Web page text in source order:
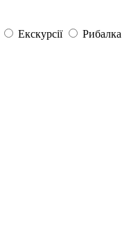
Екскурсії
Рибалка